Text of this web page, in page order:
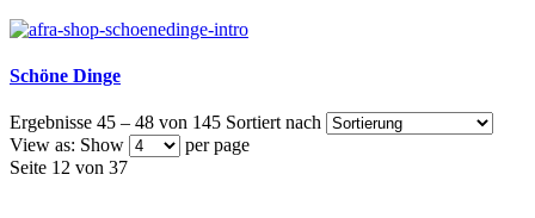
Schöne Dinge
Ergebnisse 45 – 48 von 145 Sortiert nach
View as: Show
per page
Seite 12 von 37